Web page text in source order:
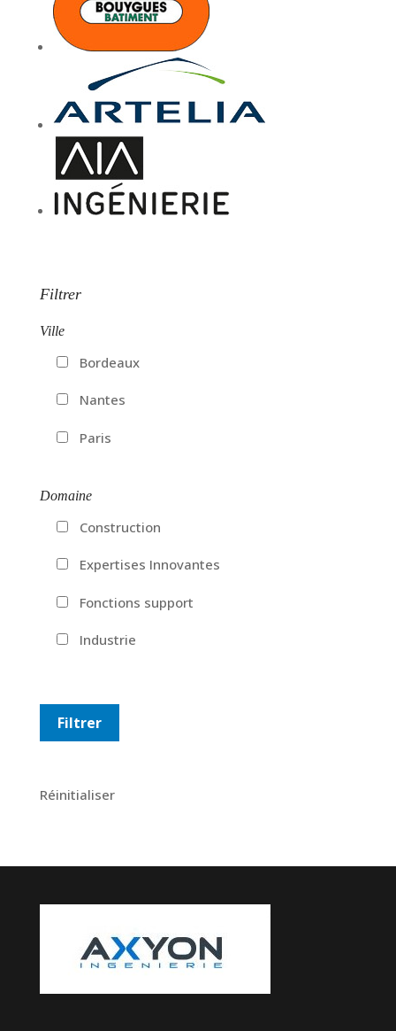
Filtrer
Ville
Bordeaux
Nantes
Paris
Domaine
Construction
Expertises Innovantes
Fonctions support
Industrie
Réinitialiser